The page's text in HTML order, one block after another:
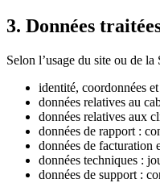
3. Données
Selon l’usage du site ou de
identité, coordonnées
données relatives au
données relatives aux
données de rapport :
données de facturation
données techniques :
données de support :